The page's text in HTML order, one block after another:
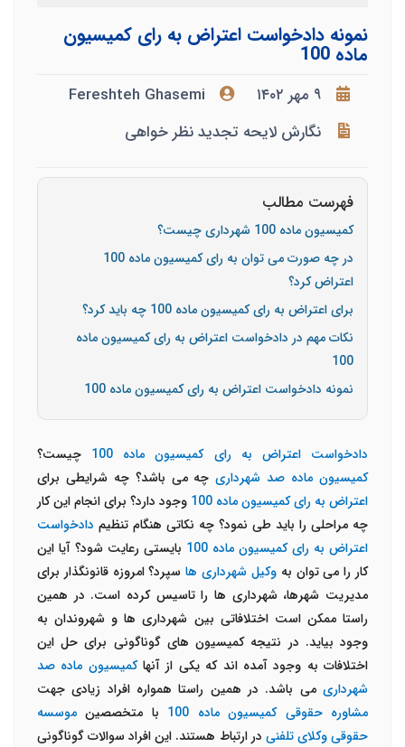
نمونه دادخواست اعتراض به رای کمیسیون
ماده 100
۹ مهر ۱۴۰۲
Fereshteh Ghasemi
نگارش لایحه تجدید نظر خواهی
فهرست مطالب
کمیسیون ماده 100 شهرداری چیست؟
در چه صورت می توان به رای کمیسیون ماده 100
اعتراض کرد؟
برای اعتراض به رای کمیسیون ماده 100 چه باید کرد؟
نکات مهم در دادخواست اعتراض به رای کمیسیون ماده
100
نمونه دادخواست اعتراض به رای کمیسیون ماده 100
دادخواست اعتراض به رای کمیسیون ماده 100
چیست؟
کمیسیون ماده صد شهرداریچه می باشد؟ چه شرایطی برای
اعتراض به رای کمیسیون ماده 100
وجود دارد؟ برای انجام این کار
چه مراحلی را باید طی نمود؟ چه نکاتی هنگام تنظیم دادخواست
اعتراض به رای کمیسیون ماده 100
بایستی رعایت شود؟ آیا این
کار را می توان بهوکیل شهرداری هاسپرد؟ امروزه قانونگذار برای
مدیریت شهرها، شهرداری ها را تاسیس کرده است. در همین
راستا ممکن است اختلافاتی بین شهرداری ها و شهروندان به
وجود بیاید. در نتیجه کمیسیون های گوناگونی برای حل این
اختلافات به وجود آمده اند که یکی از آنهاکمیسیون ماده صد
شهرداری می باشد. در همین راستا همواره افراد زیادی جهت
مشاوره حقوقی کمیسیون ماده 100
با متخصصین موسسه
حقوقی وکلای تلفنی در ارتباط هستند. این افراد سوالات گوناگونی